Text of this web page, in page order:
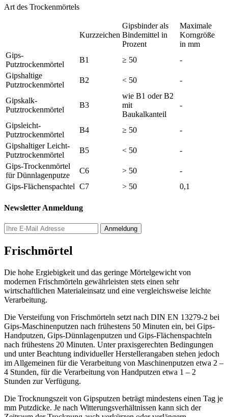
Art des Trockenmörtels
Kurzzeichen
Gipsbinder als
Bindemittel in
Prozent
Maximale
Korngröße
in mm
Gips-
Putztrockenmörtel
B1 ≥ 50
-
Gipshaltige
Putztrockenmörtel
B2 < 50 -
Gipskalk-
Putztrockenmörtel
B3
wie B1 oder B2
mit
Baukalkanteil
-
Gipsleicht-
Putztrockenmörtel
B4 ≥ 50
-
Gipshaltiger Leicht-
Putztrockenmörtel
B5 < 50
-
Gips-Trockenmörtel
für Dünnlagenputze
C6 > 50
-
Gips-Flächenspachtel C7 > 50 0,1
Newsletter Anmeldung
Frischmörtel
Die hohe Ergiebigkeit und das geringe Mörtelgewicht von
modernen Frischmörteln gewährleisten stets einen sehr
wirtschaftlichen Materialeinsatz und eine vergleichsweise leichte
Verarbeitung.
Die Versteifung von Frischmörteln setzt nach DIN EN 13279-2 bei
Gips-Maschinenputzen nach frühestens 50 Minuten ein, bei Gips-
Handputzen, Gips-Dünnlagenputzen und Gips-Flächenspachteln
nach frühestens 20 Minuten. Unter praxisgerechten Bedingungen
und unter Beachtung individueller Herstellerangaben stehen jedoch
im Allgemeinen für die Verarbeitung von Maschinenputzen etwa 2 –
4 Stunden, für die Verarbeitung von Handputzen etwa 1 – 2
Stunden zur Verfügung.
Die Trocknungszeit von Gipsputzen beträgt mindestens einen Tag je
mm Putzdicke. Je nach Witterungsverhältnissen kann sich der